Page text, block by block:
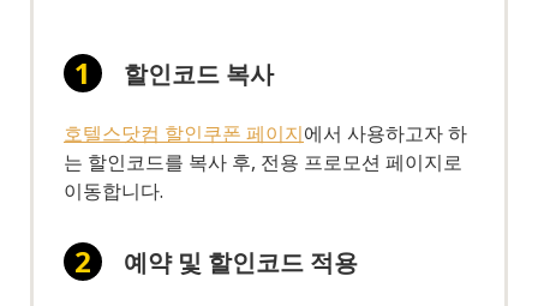
할인코드 복사
호텔스닷컴 할인쿠폰 페이지에서 사용하고자 하
는 할인코드를 복사 후, 전용 프로모션 페이지로
이동합니다.
예약 및 할인코드 적용